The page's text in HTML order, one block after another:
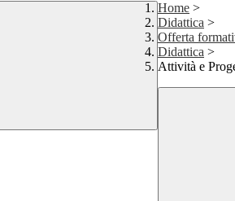
Home >
Didattica >
Offerta
Didattica >
Attività e